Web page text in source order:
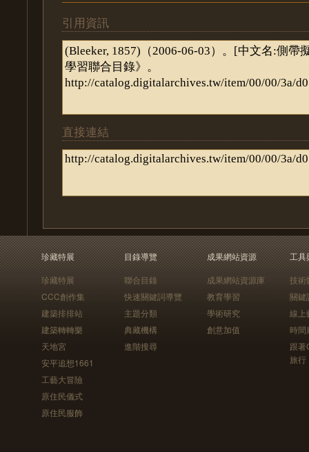
引用資訊
直接連結
珍藏特展
珍藏特展
CCC創作集
建築排排站
建築轉轉樂
天地宮
安平追想1661
工藝大冒險
原住民儀式
原住民服飾
目錄導覽
聯合目錄
快速關鍵詞導覽
主題分類
典藏機構
進階搜尋
成果網站資源
成果網站資源庫
教育學習
學術研究
創意加值
工具
技術
關鍵
線上
時間
跟
旅行